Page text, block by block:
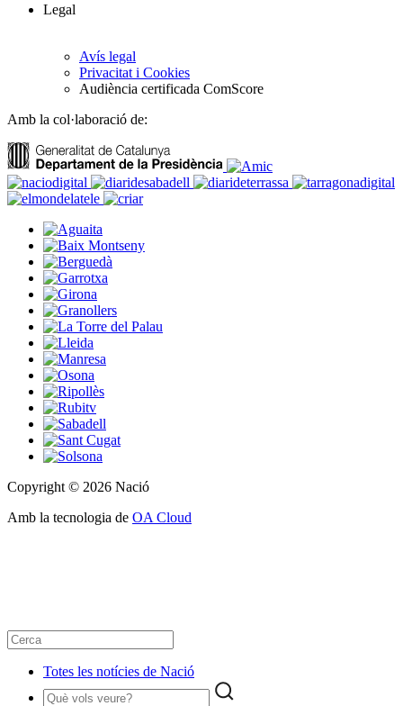
Legal
Avís legal
Privacitat i Cookies
Audiència certificada ComScore
Amb la col·laboració de:
Copyright © 2026 Nació
Amb la tecnologia de OA Cloud
Totes les notícies de Nació